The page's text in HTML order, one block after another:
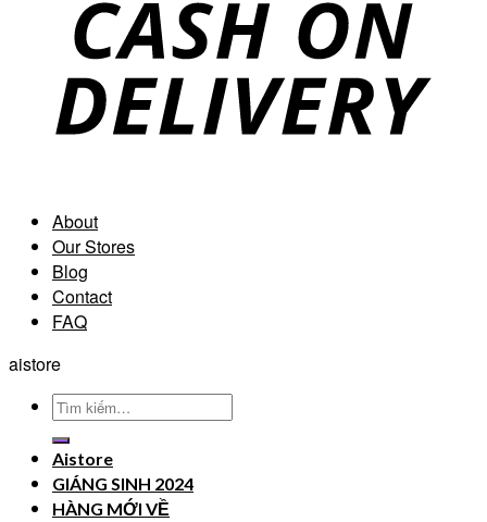
About
Our Stores
Blog
Contact
FAQ
aistore
Tìm
Aistore
GIÁNG SINH 2024
HÀNG MỚI VỀ